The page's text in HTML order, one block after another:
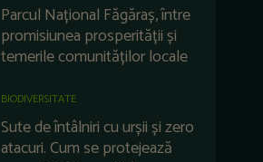
Parcul Național Făgăraș, între
promisiunea prosperității și
temerile comunităților locale
BIODIVERSITATE
Sute de întâlniri cu urșii și zero
atacuri. Cum se protejează